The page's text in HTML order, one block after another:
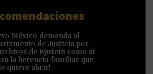
México demanda al
de Justicia por
de Epstein como si
la herencia familiar que
quiere abrir!